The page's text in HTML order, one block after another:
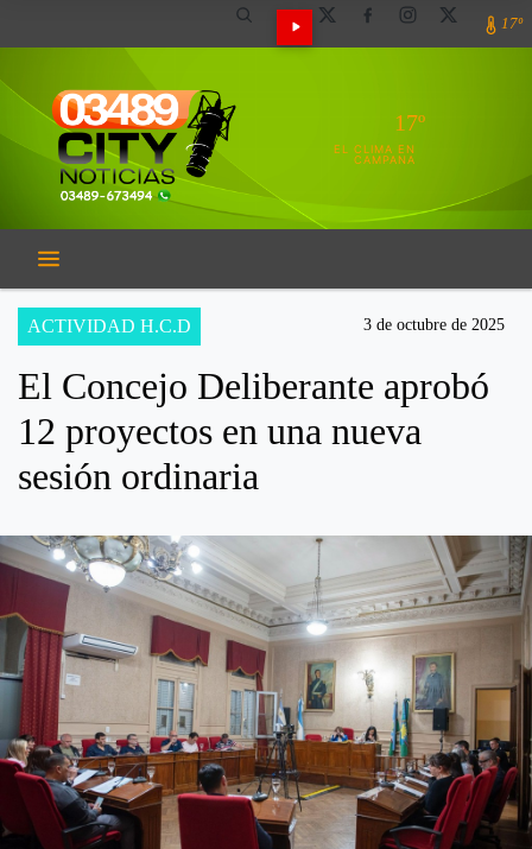
17º
17º
EL CLIMA EN
CAMPANA
ACTIVIDAD H.C.D 3 de octubre de 2025
El Concejo Deliberante aprobó
12 proyectos en una nueva
sesión ordinaria